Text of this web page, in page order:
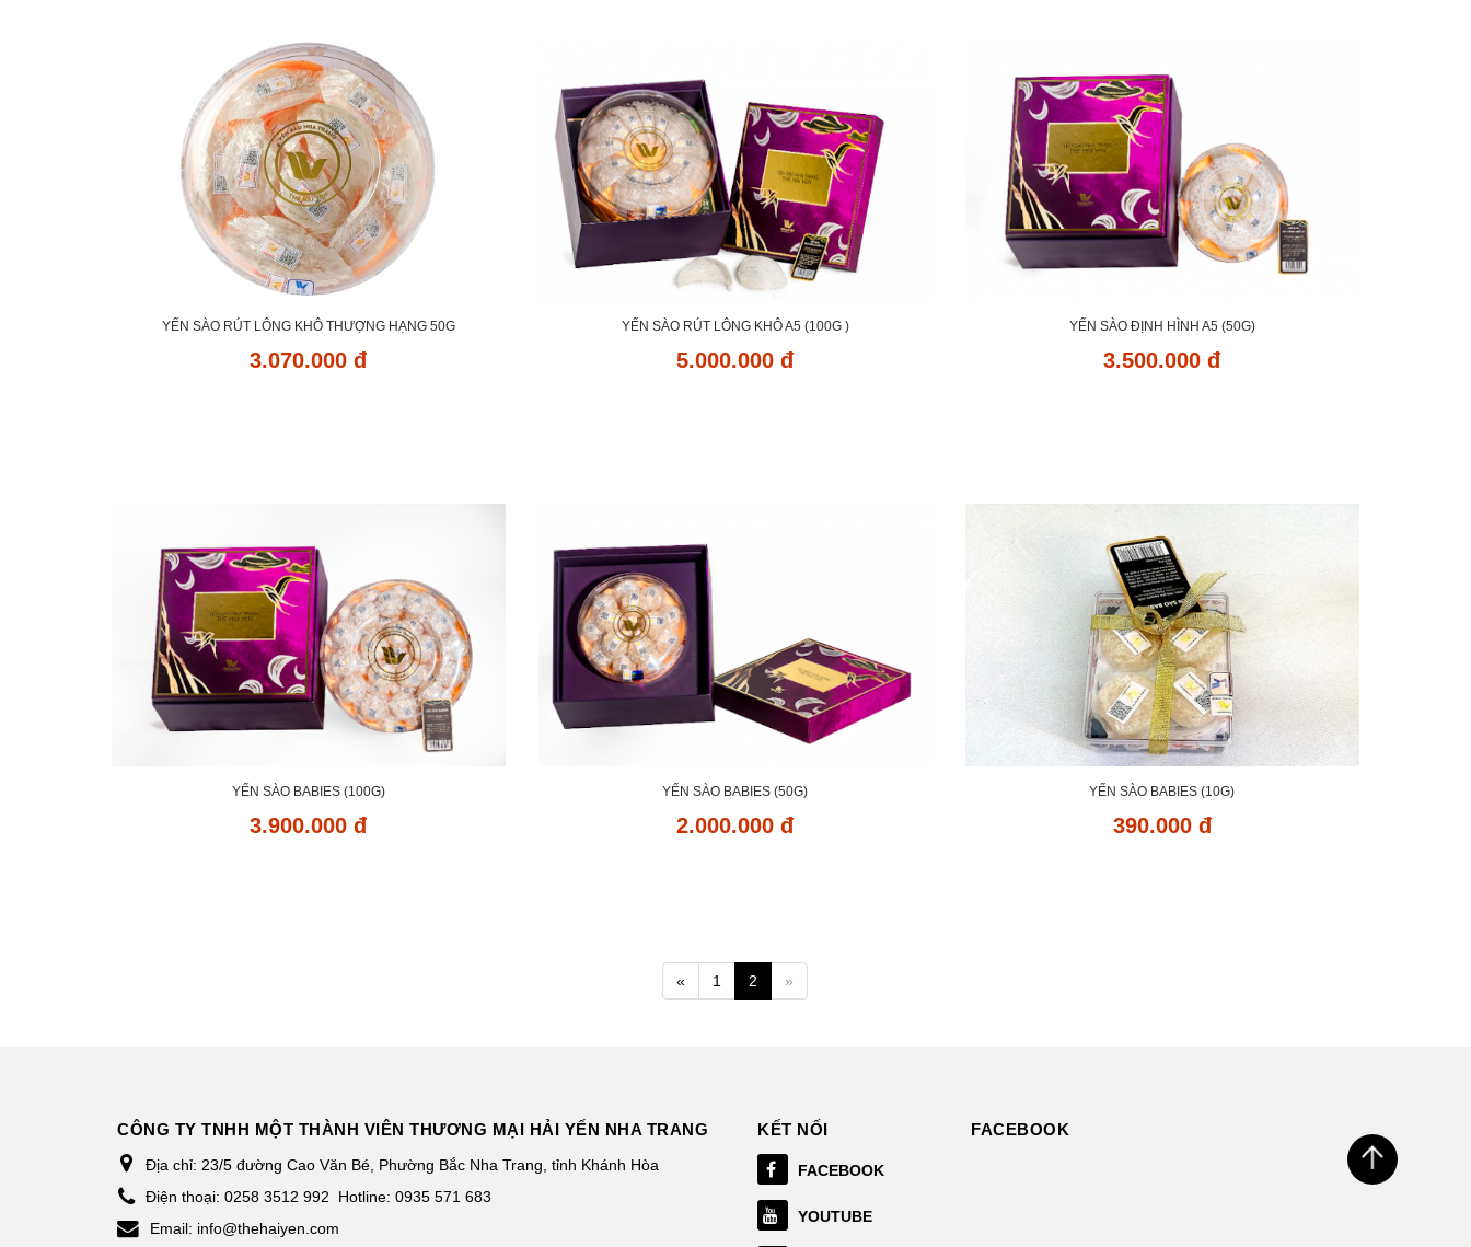
YẾN SÀO RÚT LÔNG KHÔ THƯỢNG HẠNG 50G
3.070.000 đ
YẾN SÀO RÚT LÔNG KHÔ A5 (100G )
5.000.000 đ
YẾN SÀO ĐỊNH HÌNH A5 (50G)
3.500.000 đ
YẾN SÀO BABIES (100G)
3.900.000 đ
YẾN SÀO BABIES (50G)
2.000.000 đ
YẾN SÀO BABIES (10G)
390.000 đ
« 1 2 »
CÔNG TY TNHH MỘT THÀNH VIÊN THƯƠNG MẠI HẢI YẾN NHA TRANG
Địa chỉ: 23/5 đường Cao Văn Bé, Phường Bắc Nha Trang, tỉnh Khánh Hòa
Điện thoại: 0258 3512 992
Hotline: 0935 571 683
Email: info@thehaiyen.com
KẾT NỐI
FACEBOOK
YOUTUBE
FACEBOOK